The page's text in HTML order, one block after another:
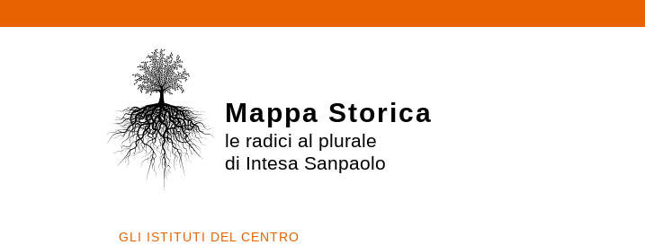
Mappa Storica
le radici al plurale
di Intesa Sanpaolo
GLI ISTITUTI DEL CENTRO